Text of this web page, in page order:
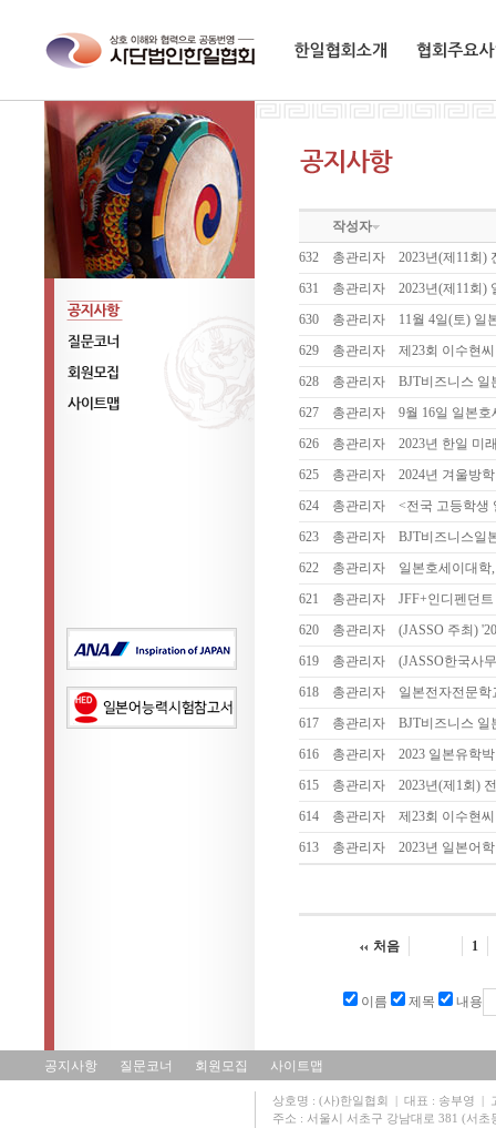
공지사항
질문코너
회원모집
작성자
632
총관리자
2023년(제11회)
631
총관리자
2023년(제11회)
630
총관리자
11월 4일(토) 일
629
총관리자
제23회 이수현
628
총관리자
BJT비즈니스 일
627
총관리자
9월 16일 일본
626
총관리자
2023년 한일 미
625
총관리자
2024년 겨울방
624
총관리자
<전국 고등학생
623
총관리자
BJT비즈니스일
622
총관리자
일본호세이대
621
총관리자
JFF+인디펜던
620
총관리자
(JASSO 주최)
619
총관리자
(JASSO한국사
618
총관리자
일본전자전문
617
총관리자
BJT비즈니스
616
총관리자
2023 일본유학
615
총관리자
2023년(제1회)
614
총관리자
제23회 이수현
613
총관리자 2023년 일본어
처음 1
이름 제목 내용
공지사항 질문코너 회원모집 사이트맵
상호명 : (사)한일협회 | 대표 : 송부영 |
주소 : 서울시 서초구 강남대로 381 (서